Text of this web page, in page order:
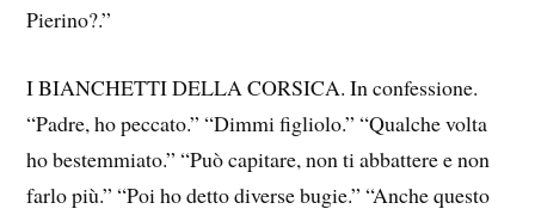
Pierino?.”
I BIANCHETTI DELLA CORSICA. In confessione.
“Padre, ho peccato.” “Dimmi figliolo.” “Qualche volta
ho bestemmiato.” “Può capitare, non ti abbattere e non
farlo più.” “Poi ho detto diverse bugie.” “Anche questo